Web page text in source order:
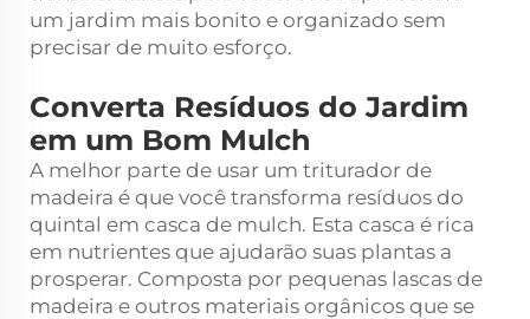
um jardim mais bonito e organizado sem
precisar de muito esforço.
Converta Resíduos do Jardim
em um Bom Mulch
A melhor parte de usar um triturador de
madeira é que você transforma resíduos do
quintal em casca de mulch. Esta casca é rica
em nutrientes que ajudarão suas plantas a
prosperar. Composta por pequenas lascas de
madeira e outros materiais orgânicos que se